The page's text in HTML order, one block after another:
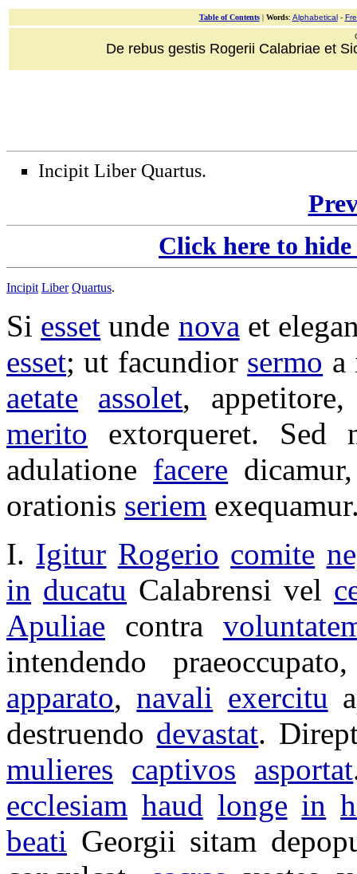
Table of Contents| Words: Alphabetical-
De rebus gestis Rogerii Calabriae et
Incipit Liber Quartus.
Click here to
Incipit Liber Quartus.
Si esset unde nova et
esset; ut facundior sermo a
aetate
assolet, appetitore
merito
extorqueret. Sed
adulatione facere dicamur
orationis seriem exequamur
I. Igitur Rogerio comite
in ducatu Calabrensi vel
Apuliae contra
intendendo
praeoccupato
apparato,navali exercitu
destruendo devastat.
mulieres captivos asportat
ecclesiam haud longe in
beati Georgii sitam